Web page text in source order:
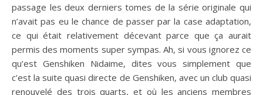
passage les deux derniers tomes de la série originale qui
n’avait pas eu le chance de passer par la case adaptation,
ce qui était relativement décevant parce que ça aurait
permis des moments super sympas. Ah, si vous ignorez ce
qu’est Genshiken Nidaime, dites vous simplement que
c’est la suite quasi directe de Genshiken, avec un club quasi
renouvelé des trois quarts, et où les anciens membres